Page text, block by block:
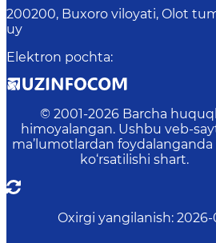
200200, Buxoro viloyati, Olot
uy
Elektron pochta:
© 2001-2026 Barcha
himoyalangan. Ushbu veb-
ma’lumotlardan foydalanganda
ko‘rsatilishi shart.
Oxirgi yangilanish: 2026-